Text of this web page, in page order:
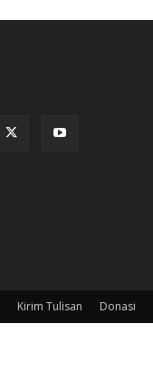
Kirim Tulisan Donasi